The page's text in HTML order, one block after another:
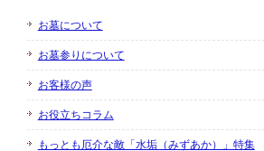
お墓について
お墓参りについて
お客様の声
お役立ちコラム
もっとも厄介な敵「水垢（みずあか）」特集